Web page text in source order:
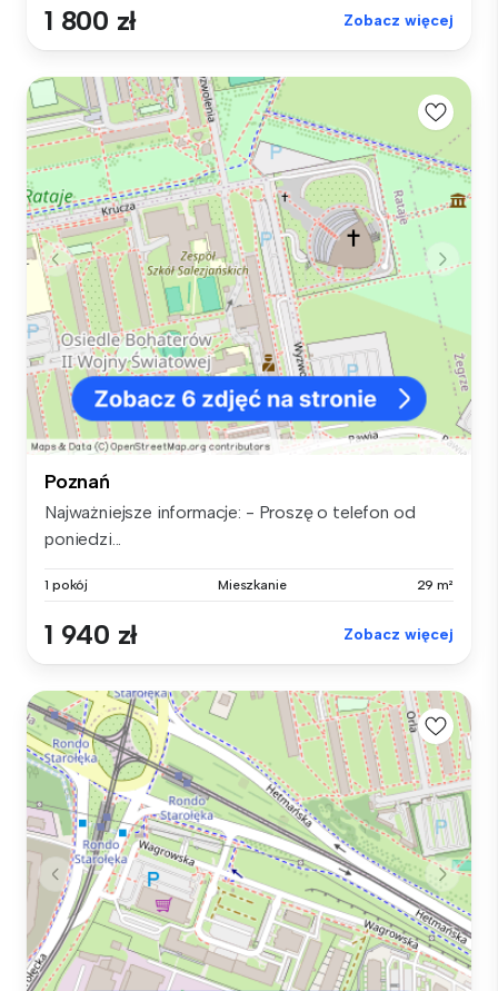
1 800 zł Zobacz więcej
Poznań
Najważniejsze informacje: - Proszę o telefon od
poniedzi...
1 pokój Mieszkanie 29 m²
1 940 zł Zobacz więcej